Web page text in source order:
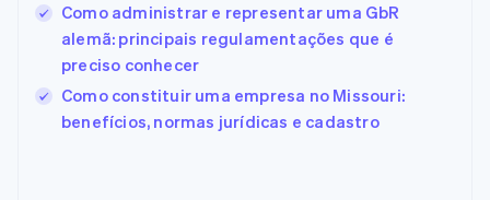
Como administrar e representar uma GbR
alemã: principais regulamentações que é
preciso conhecer
Como constituir uma empresa no Missouri:
benefícios, normas jurídicas e cadastro
Finlândia
EnglishSvenska
França
Gibraltar
English